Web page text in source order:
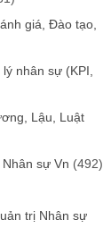
giá, Đào tạo,
nhân sự (KPI,
Lậu, Luật
sự Vn (492)
trị Nhân sự